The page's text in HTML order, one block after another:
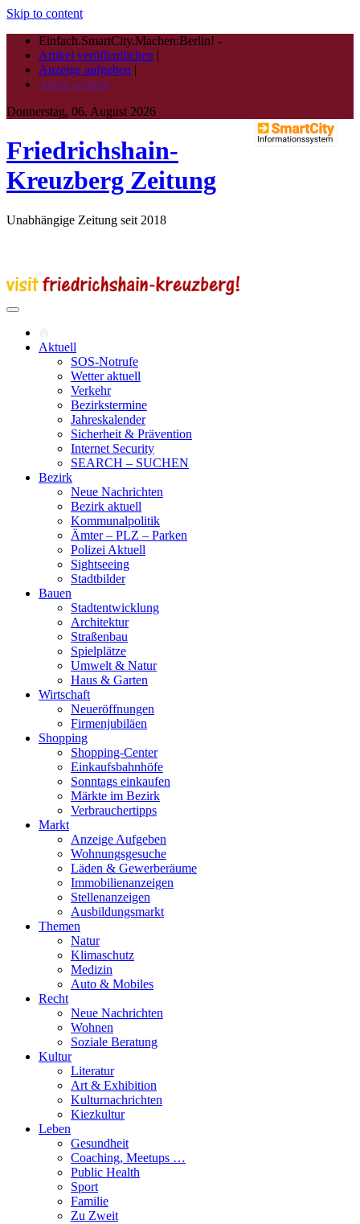
Skip to content
Einfach.SmartCity.Machen:Berlin! -
Artikel veröffentlichen |
Anzeige aufgeben |
Autor werden
Donnerstag, 06. August 2026
Friedrichshain-
Kreuzberg Zeitung
Unabhängige Zeitung seit 2018
Aktuell
SOS-Notrufe
Wetter aktuell
Verkehr
Bezirkstermine
Jahreskalender
Sicherheit & Prävention
Internet Security
SEARCH – SUCHEN
Bezirk
Neue Nachrichten
Bezirk aktuell
Kommunalpolitik
Ämter – PLZ – Parken
Polizei Aktuell
Sightseeing
Stadtbilder
Bauen
Stadtentwicklung
Architektur
Straßenbau
Spielplätze
Umwelt & Natur
Haus & Garten
Wirtschaft
Neueröffnungen
Firmenjubiläen
Shopping
Shopping-Center
Einkaufsbahnhöfe
Sonntags einkaufen
Märkte im Bezirk
Verbrauchertipps
Markt
Anzeige Aufgeben
Wohnungsgesuche
Läden & Gewerberäume
Immobilienanzeigen
Stellenanzeigen
Ausbildungsmarkt
Themen
Natur
Klimaschutz
Medizin
Auto & Mobiles
Recht
Neue Nachrichten
Wohnen
Soziale Beratung
Kultur
Literatur
Art & Exhibition
Kulturnachrichten
Kiezkultur
Leben
Gesundheit
Coaching, Meetups …
Public Health
Sport
Familie
Zu Zweit